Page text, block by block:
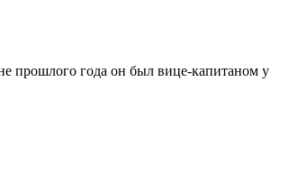
прошлого года он был вице-капитаном у